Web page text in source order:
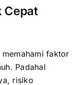
Cepat
faktor
Padahal
risiko